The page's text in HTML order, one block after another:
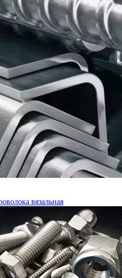
вязальная